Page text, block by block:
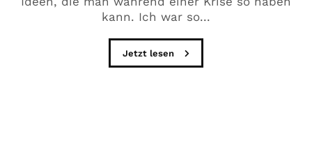
kann. Ich war so...
Jetzt lesen